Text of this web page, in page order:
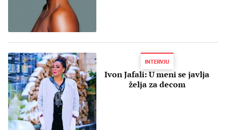
​INTERVJU
Ivon Jafali: U meni se javlja
želja za decom